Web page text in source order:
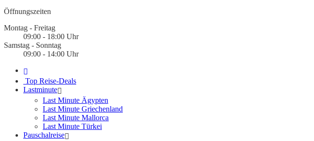
Öffnungszeiten
Montag - Freitag
09:00 - 18:00 Uhr
Samstag - Sonntag
09:00 - 14:00 Uhr
Top Reise-Deals
Lastminute
Last Minute Ägypten
Last Minute Griechenland
Last Minute Mallorca
Last Minute Türkei
Pauschalreise